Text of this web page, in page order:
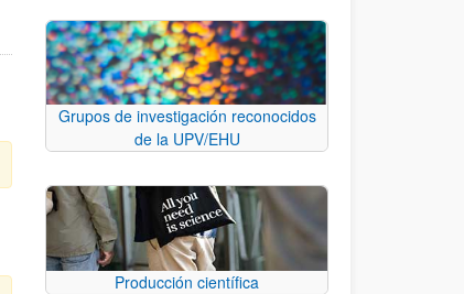
Grupos de investigación reconocidos
de la UPV/EHU
Producción científica